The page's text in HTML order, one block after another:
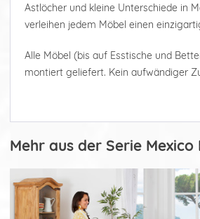
Astlöcher und kleine Unterschiede in
verleihen jedem Möbel einen
Alle Möbel (bis auf Esstische und
montiert geliefert. Kein aufwändiger
Mehr aus der Serie